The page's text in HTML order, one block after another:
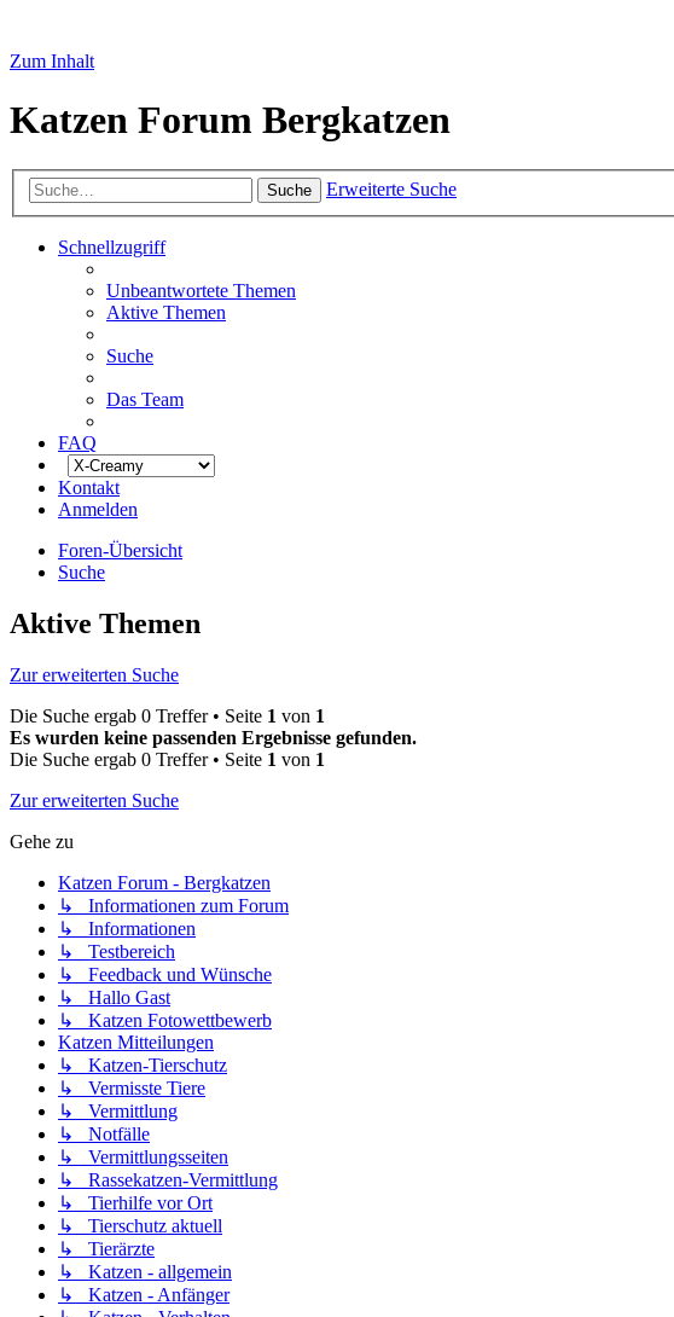
Zum Inhalt
Katzen Forum Bergkatzen
Suche Erweiterte Suche
Schnellzugriff
Unbeantwortete Themen
Aktive Themen
Suche
Das Team
FAQ
Kontakt
Anmelden
Foren-Übersicht
Suche
Aktive Themen
Zur erweiterten Suche
Die Suche ergab 0 Treffer • Seite 1 von 1
Es wurden keine passenden Ergebnisse gefunden.
Die Suche ergab 0 Treffer • Seite 1 von 1
Zur erweiterten Suche
Gehe zu
Katzen Forum - Bergkatzen
↳ Informationen zum Forum
↳ Informationen
↳ Testbereich
↳ Feedback und Wünsche
↳ Hallo Gast
↳ Katzen Fotowettbewerb
Katzen Mitteilungen
↳ Katzen-Tierschutz
↳ Vermisste Tiere
↳ Vermittlung
↳ Notfälle
↳ Vermittlungsseiten
↳ Rassekatzen-Vermittlung
↳ Tierhilfe vor Ort
↳ Tierschutz aktuell
↳ Tierärzte
↳ Katzen - allgemein
↳ Katzen - Anfänger